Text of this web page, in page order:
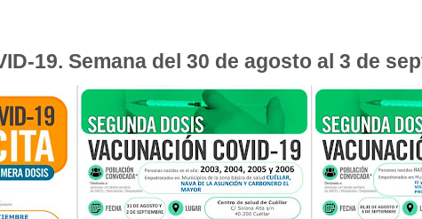
19. Semana del 30 de agosto al 3 de